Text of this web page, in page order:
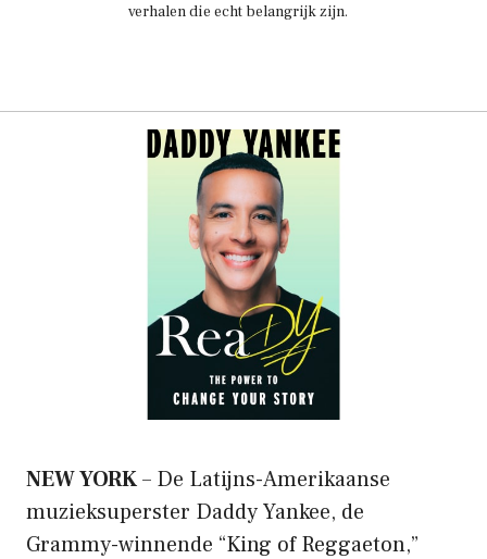
verhalen die echt belangrijk zijn.
NEW YORK– De Latijns-Amerikaanse
muzieksuperster Daddy Yankee, de
Grammy-winnende “King of Reggaeton,”